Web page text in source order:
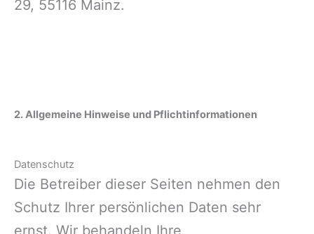
29, 55116 Mainz.
2. Allgemeine Hinweise und Pflichtinformationen
Datenschutz
Die Betreiber dieser Seiten nehmen den
Schutz Ihrer persönlichen Daten sehr